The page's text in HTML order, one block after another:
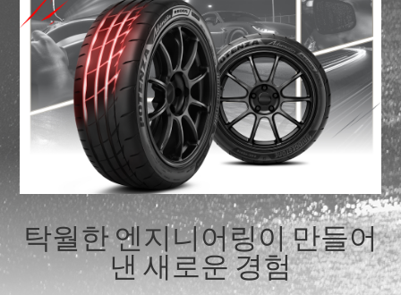
탁월한 엔지니어링이 만들어
낸 새로운 경험